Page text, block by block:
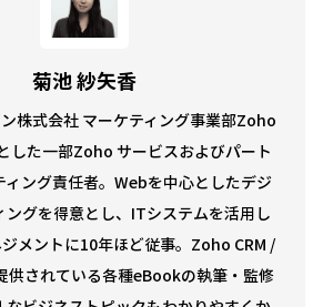
菊池 紗矢香
株式会社 マーケティング事業部Zoho
した一部Zoho サービスおよびパート
ィング責任者。Webを中心としたデジ
ングを得意とし、ITシステムを活用し
メントに10年ほど従事。Zoho CRM /
供されている各種eBookの執筆・監修